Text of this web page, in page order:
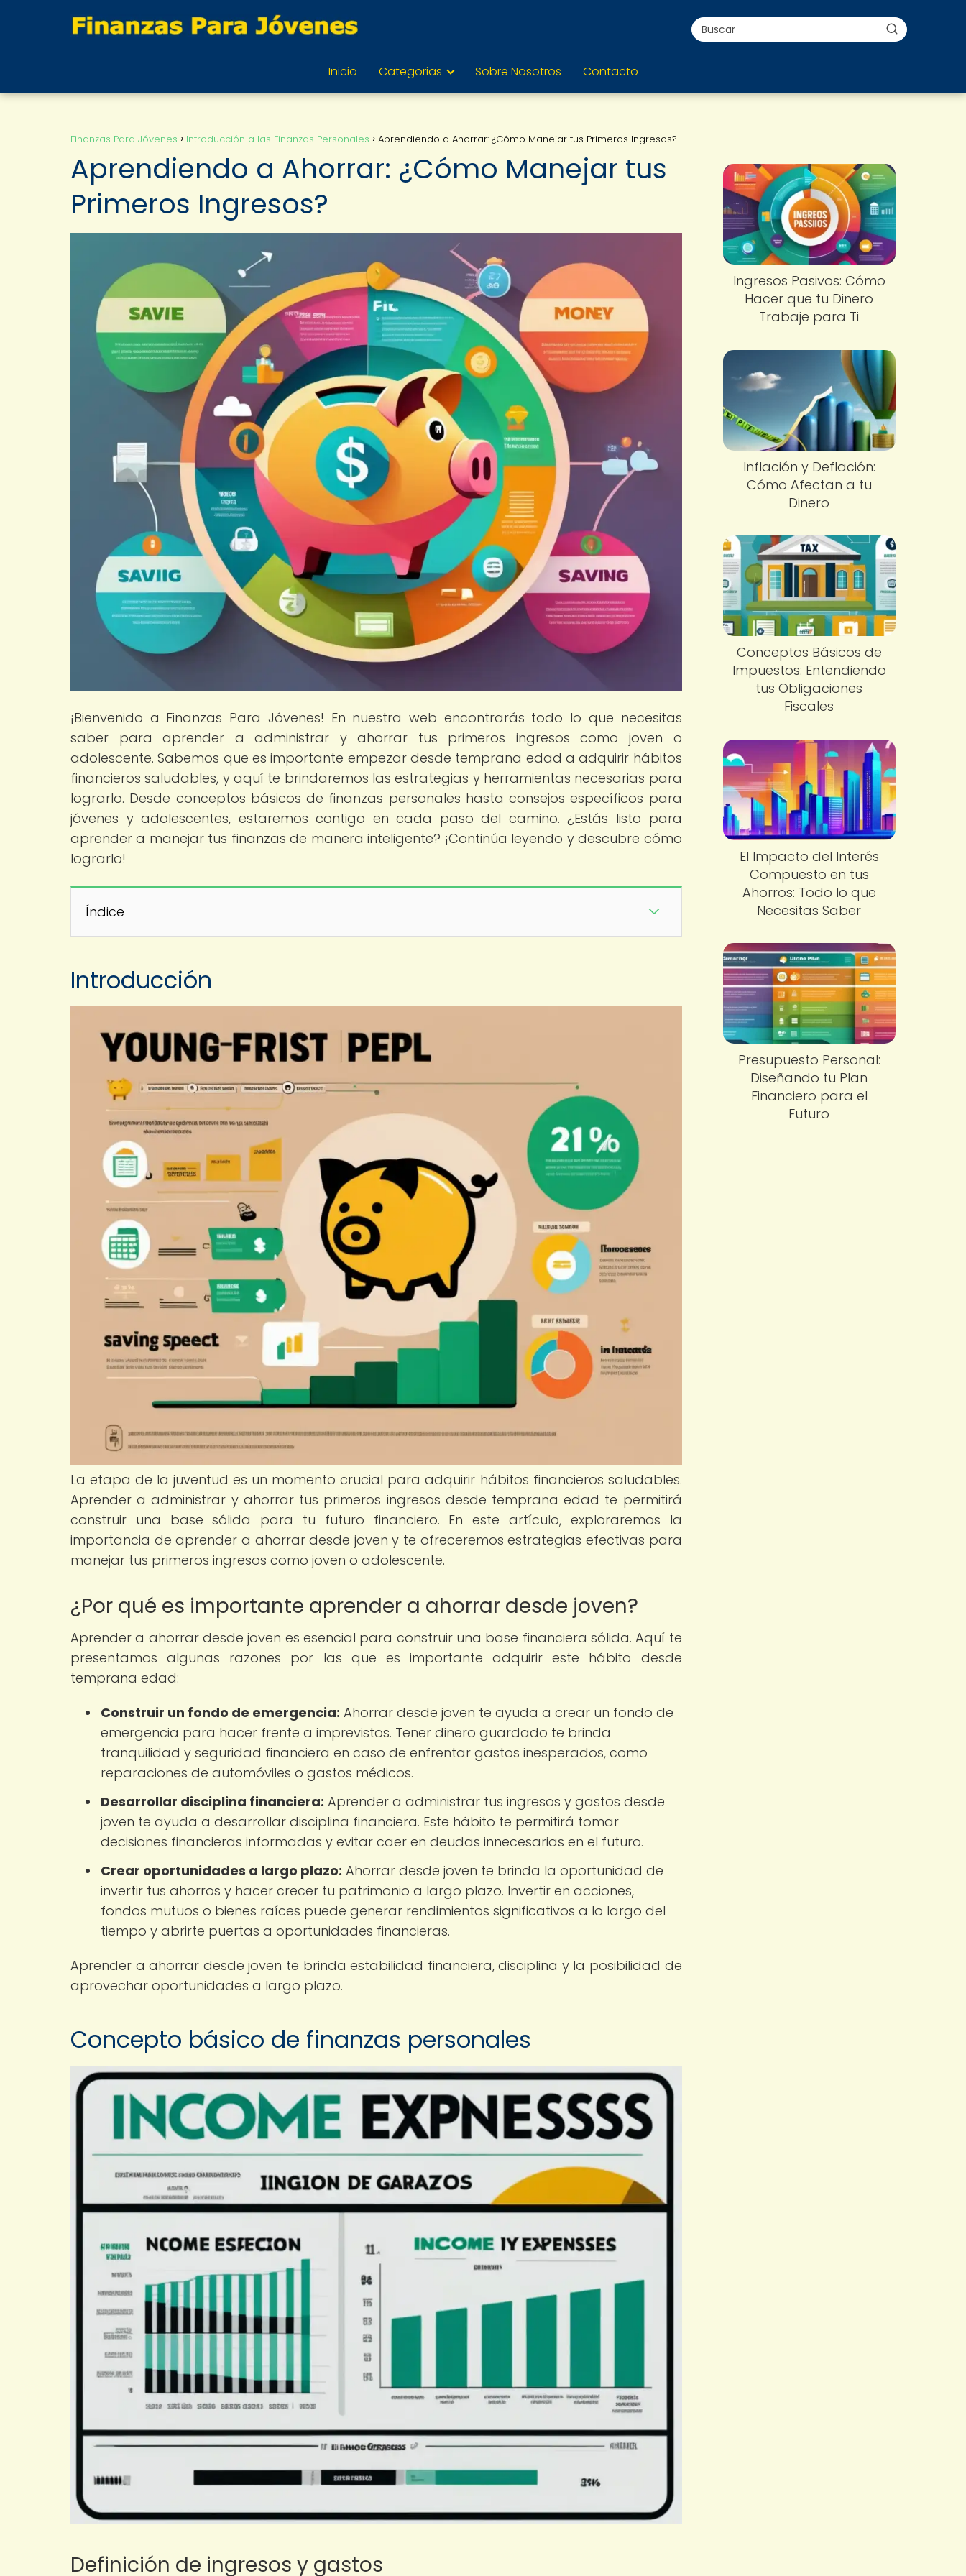
Inicio Categorias Sobre Nosotros Contacto
Finanzas Para Jóvenes Introducción a las Finanzas Personales Aprendiendo a Ahorrar: ¿Cómo Manejar tus Primeros Ingresos?
Aprendiendo a Ahorrar: ¿Cómo Manejar tus
Primeros Ingresos?
¡Bienvenido a Finanzas Para Jóvenes! En nuestra web encontrarás todo lo que necesitas
saber para aprender a administrar y ahorrar tus primeros ingresos como joven o
adolescente. Sabemos que es importante empezar desde temprana edad a adquirir hábitos
financieros saludables, y aquí te brindaremos las estrategias y herramientas necesarias para
lograrlo. Desde conceptos básicos de finanzas personales hasta consejos específicos para
jóvenes y adolescentes, estaremos contigo en cada paso del camino. ¿Estás listo para
aprender a manejar tus finanzas de manera inteligente? ¡Continúa leyendo y descubre cómo
lograrlo!
Índice
Introducción
La etapa de la juventud es un momento crucial para adquirir hábitos financieros saludables.
Aprender a administrar y ahorrar tus primeros ingresos desde temprana edad te permitirá
construir una base sólida para tu futuro financiero. En este artículo, exploraremos la
importancia de aprender a ahorrar desde joven y te ofreceremos estrategias efectivas para
manejar tus primeros ingresos como joven o adolescente.
¿Por qué es importante aprender a ahorrar desde joven?
Aprender a ahorrar desde joven es esencial para construir una base financiera sólida. Aquí te
presentamos algunas razones por las que es importante adquirir este hábito desde
temprana edad:
Construir un fondo de emergencia: Ahorrar desde joven te ayuda a crear un fondo de
emergencia para hacer frente a imprevistos. Tener dinero guardado te brinda
tranquilidad y seguridad financiera en caso de enfrentar gastos inesperados, como
reparaciones de automóviles o gastos médicos.
Desarrollar disciplina financiera: Aprender a administrar tus ingresos y gastos desde
joven te ayuda a desarrollar disciplina financiera. Este hábito te permitirá tomar
decisiones financieras informadas y evitar caer en deudas innecesarias en el futuro.
Crear oportunidades a largo plazo: Ahorrar desde joven te brinda la oportunidad de
invertir tus ahorros y hacer crecer tu patrimonio a largo plazo. Invertir en acciones,
fondos mutuos o bienes raíces puede generar rendimientos significativos a lo largo del
tiempo y abrirte puertas a oportunidades financieras.
Aprender a ahorrar desde joven te brinda estabilidad financiera, disciplina y la posibilidad de
aprovechar oportunidades a largo plazo.
Concepto básico de finanzas personales
Definición de ingresos y gastos
Ingresos Pasivos: Cómo
Hacer que tu Dinero
Trabaje para Ti
Inflación y Deflación:
Cómo Afectan a tu
Dinero
Conceptos Básicos de
Impuestos: Entendiendo
tus Obligaciones
Fiscales
El Impacto del Interés
Compuesto en tus
Ahorros: Todo lo que
Necesitas Saber
Presupuesto Personal:
Diseñando tu Plan
Financiero para el
Futuro